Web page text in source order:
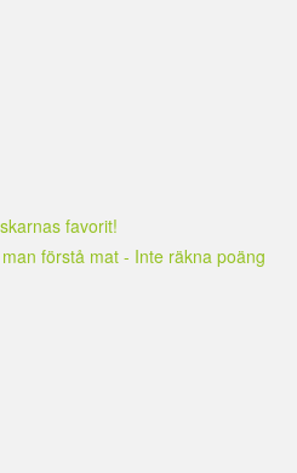
favorit!
förstå mat - Inte räkna poäng